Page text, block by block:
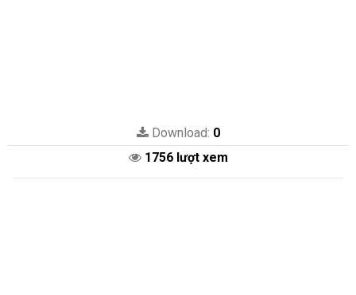
Download: 0
1756 lượt xem